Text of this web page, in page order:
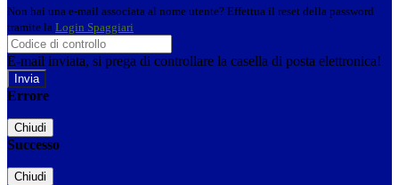
Non hai una e-mail associata al nome utente? Effettua il reset della password
tramite la Login Spaggiari
E-mail inviata, si prega di controllare la casella di posta elettronica!
Errore
Chiudi
Successo
Chiudi